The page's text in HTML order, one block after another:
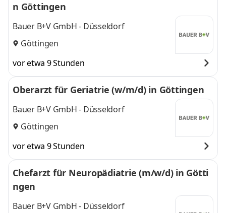
n Göttingen
Bauer B+V GmbH - Düsseldorf
Göttingen
vor etwa 9 Stunden
Oberarzt für Geriatrie (w/m/d) in Göttingen
Bauer B+V GmbH - Düsseldorf
Göttingen
vor etwa 9 Stunden
Chefarzt für Neuropädiatrie (m/w/d) in Götti
ngen
Bauer B+V GmbH - Düsseldorf